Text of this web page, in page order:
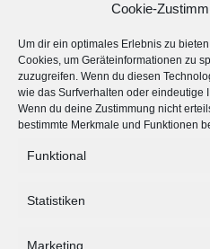
Cookie-
Um dir ein optimales Erlebnis zu
Cookies, um Geräteinformationen zu
zuzugreifen. Wenn du diesen
wie das Surfverhalten oder eindeutige
Wenn du deine Zustimmung nicht
bestimmte Merkmale und Funktionen
Funktional
Statistiken
Marketing